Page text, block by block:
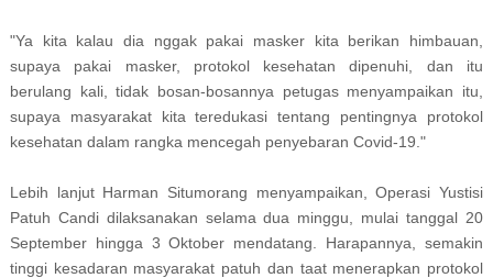
"Ya kita kalau dia nggak pakai masker kita berikan himbauan,
supaya pakai masker, protokol kesehatan dipenuhi, dan itu
berulang kali, tidak bosan-bosannya petugas menyampaikan itu,
supaya masyarakat kita teredukasi tentang pentingnya protokol
kesehatan dalam rangka mencegah penyebaran Covid-19."
Lebih lanjut Harman Situmorang menyampaikan, Operasi Yustisi
Patuh Candi dilaksanakan selama dua minggu, mulai tanggal 20
September hingga 3 Oktober mendatang. Harapannya, semakin
tinggi kesadaran masyarakat patuh dan taat menerapkan protokol